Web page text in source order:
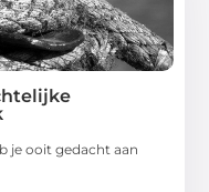
je ooit gedacht aan